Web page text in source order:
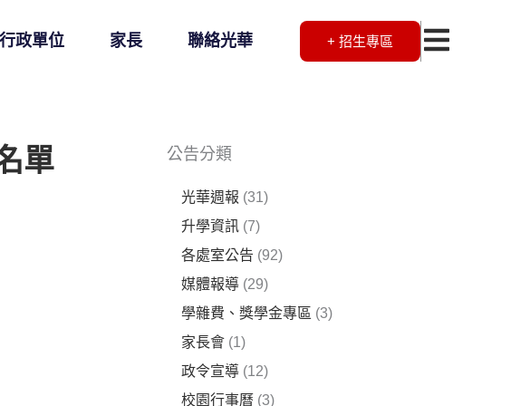
行政單位 家長 聯絡光華 + 招生專區
單
公告分類
光華週報 (31)
升學資訊 (7)
各處室公告 (92)
媒體報導 (29)
學雜費、獎學金專區 (3)
家長會 (1)
政令宣導 (12)
校園行事曆 (3)